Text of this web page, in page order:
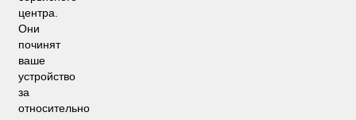
центра.
Они
починят
ваше
устройство
за
относительно